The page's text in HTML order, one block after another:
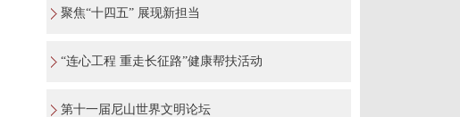
聚焦“十四五” 展现新担当
“连心工程 重走长征路”健康帮扶活动
第十一届尼山世界文明论坛